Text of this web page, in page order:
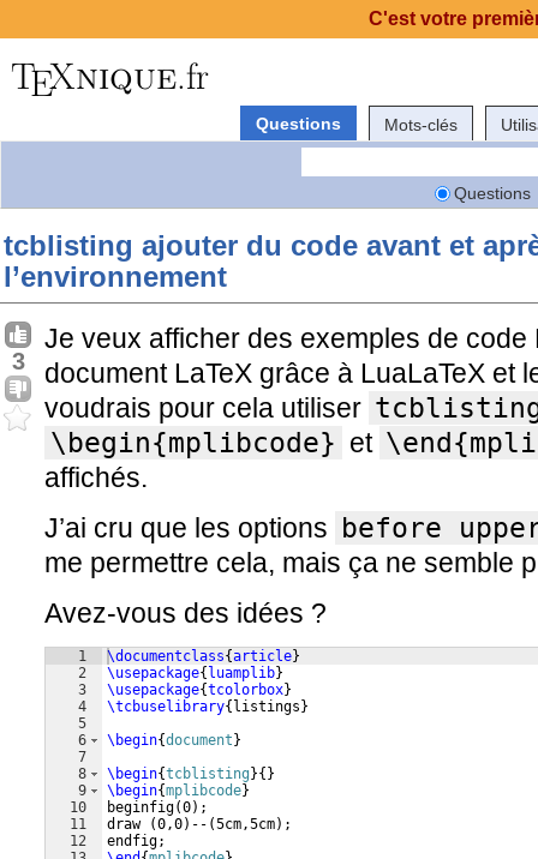
Questions Mots-clés
Questions
tcblisting ajouter du code avant et
l’environnement
3
Je veux afficher des exemples de code
document LaTeX grâce à LuaLaTeX et
voudrais pour cela utiliser
\begin{mplibcode} et
affichés.
J’ai cru que les options before
me permettre cela, mais ça ne semble
Avez-vous des idées ?
1
2
3
4
5
6
7
8
9
10
11
12
\documentclass{article}
\usepackage{ luamplib}
\usepackage{tcolorbox}
\tcbuselibrary{ listings }
\begin{document }
\begin{tcblisting }{ }
\begin{mplibcode}
beginfig(0) ;
draw (0,0) -- (5cm,5cm) ;
endfig;
C'est votre